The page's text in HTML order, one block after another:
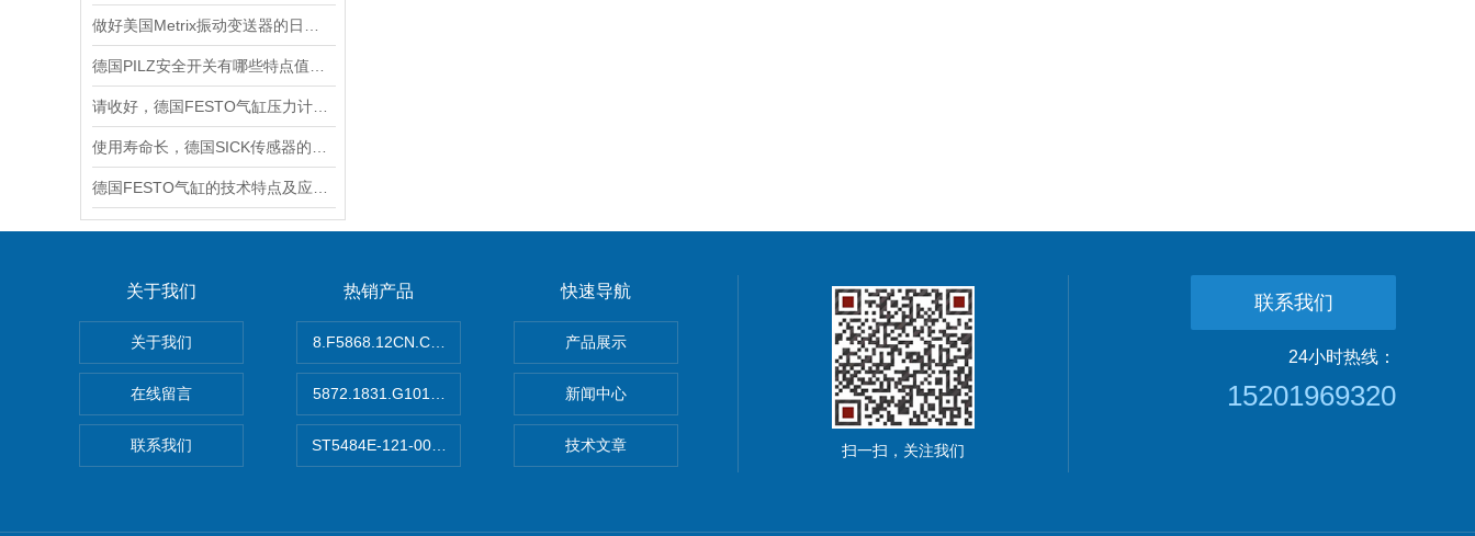
关于我们
关于我们
在线留言
联系我们
热销产品
8.F5868.12CN.C122德国Kubler库伯勒编码器
5872.1831.G101德国库伯勒编码器
ST5484E-121-0032-00美国METRIX振动变送器
快速导航
产品展示
新闻中心
技术文章 扫一扫，关注我们
联系我们
24小时热线：
15201969320